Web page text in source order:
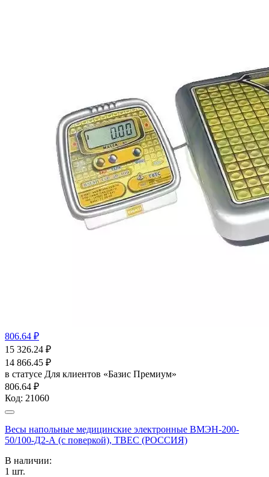
806.64 ₽
15 326.24 ₽
14 866.45 ₽
в статусе Для клиентов «Базис Премиум»
806.64 ₽
Код: 21060
Весы напольные медицинские электронные ВМЭН-200-
50/100-Д2-А (с поверкой), ТВЕС (РОССИЯ)
В наличии:
1 шт.